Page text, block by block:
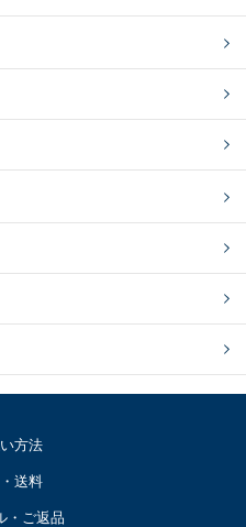
方法
送料
・ご返品